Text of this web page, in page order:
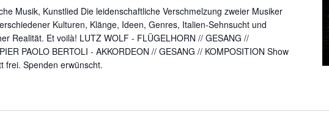
Musik, Kunstlied Die leidenschaftliche Verschmelzung zweier Musiker
Kulturen, Klänge, Ideen, Genres, Italien-Sehnsucht und
Realität. Et voilà! LUTZ WOLF - FLÜGELHORN // GESANG //
PAOLO BERTOLI - AKKORDEON // GESANG // KOMPOSITION Show
frei. Spenden erwünscht.